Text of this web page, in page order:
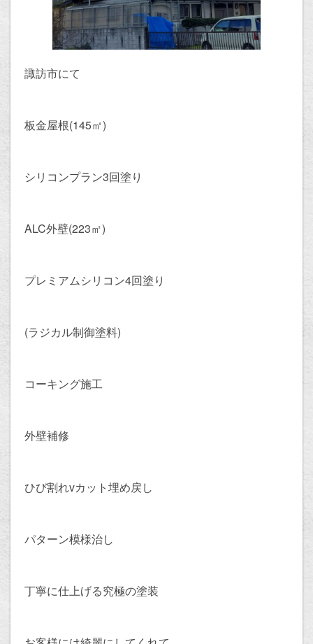
諏訪市にて
板金屋根(145㎡)
シリコンプラン3回塗り
ALC外壁(223㎡)
プレミアムシリコン4回塗り
(ラジカル制御塗料)
コーキング施工
外壁補修
ひび割れvカット埋め戻し
パターン模様治し
丁寧に仕上げる究極の塗装